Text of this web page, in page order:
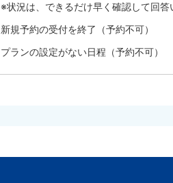
※状況は、できるだけ早く確認して回答
新規予約の受付を終了（予約不可）
プランの設定がない日程（予約不可）